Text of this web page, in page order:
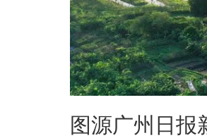
图源广州日报